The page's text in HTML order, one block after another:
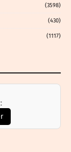
(3598)
(430)
(1117)